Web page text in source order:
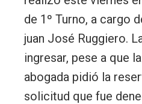
de 1º Turno, a cargo
juan José Ruggiero.
ingresar, pese a que
abogada pidió la
solicitud que fue